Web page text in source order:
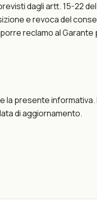
dagli artt. 15-22
e revoca del
reclamo al
la presente
di aggiornamento.